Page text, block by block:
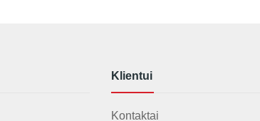
Klientui
Kontaktai